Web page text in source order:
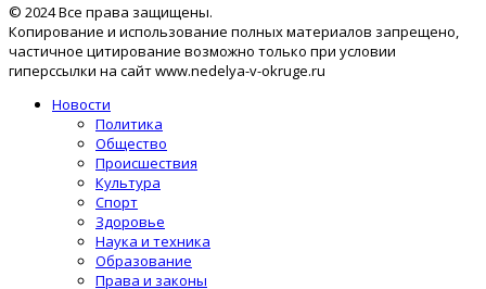
© 2024 Все права защищены.
Копирование и использование полных материалов запрещено,
частичное цитирование возможно только при условии
гиперссылки на сайт www.nedelya-v-okruge.ru
Новости
Политика
Общество
Происшествия
Культура
Спорт
Здоровье
Наука и техника
Образование
Права и законы